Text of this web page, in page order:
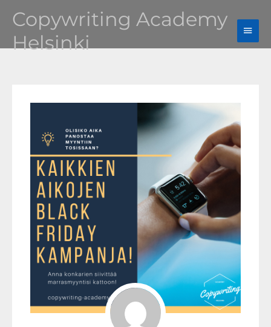
sisältöön
Copywriting Academy
Helsinki